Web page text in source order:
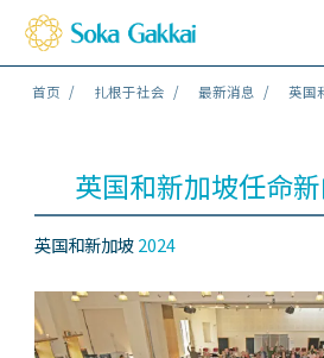
首页 扎根于社会 最新消息 英国
英国和新加坡任命
英国和新加坡2024